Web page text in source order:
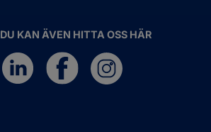
DU KAN ÄVEN HITTA OSS HÄR